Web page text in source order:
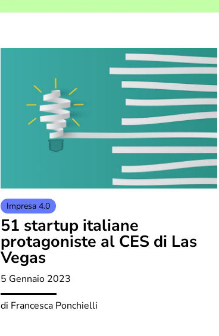
Impresa 4.0
51 startup italiane
protagoniste al CES di Las
Vegas
5 Gennaio 2023
di Francesca Ponchielli